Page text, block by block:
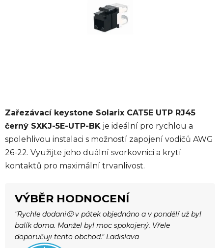
Zařezávací keystone Solarix CAT5E UTP RJ45
černý SXKJ-5E-UTP-BK je ideální pro rychlou a
spolehlivou instalaci s možností zapojení vodičů AWG
26-22. Využijte jeho duální svorkovnici a krytí
kontaktů pro maximální trvanlivost.
VÝBĚR HODNOCENÍ
"Rychle dodani🙂 v pátek objednáno a v pondělí už byl
balík doma. Manžel byl moc spokojený. Vřele
doporučuji tento obchod." Ladislava